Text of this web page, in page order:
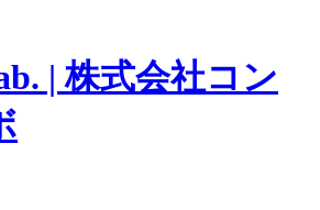
| 株式会社コン